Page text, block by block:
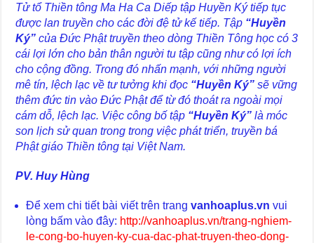
Tử tổ Thiền tông Ma Ha Ca Diếp tập Huyền Ký tiếp tục
được lan truyền cho các đời đệ tử kế tiếp. Tập “Huyền
Ký” của Đức Phật truyền theo dòng Thiền Tông học có 3
cái lợi lớn cho bản thân người tu tập cũng như có lợi ích
cho cộng đồng. Trong đó nhấn mạnh, với những người
mê tín, lệch lạc về tư tưởng khi đọc “Huyền Ký” sẽ vững
thêm đức tin vào Đức Phật để từ đó thoát ra ngoài mọi
cám dỗ, lệch lạc. Việc công bố tập “Huyền Ký” là móc
son lịch sử quan trong trong việc phát triển, truyền bá
Phật giáo Thiền tông tại Việt Nam.
PV. Huy Hùng
Để xem chi tiết bài viết trên trangvanhoaplus.vn vui
lòng bấm vào đây: http://vanhoaplus.vn/trang-nghiem-
le-cong-bo-huyen-ky-cua-dac-phat-truyen-theo-dong-